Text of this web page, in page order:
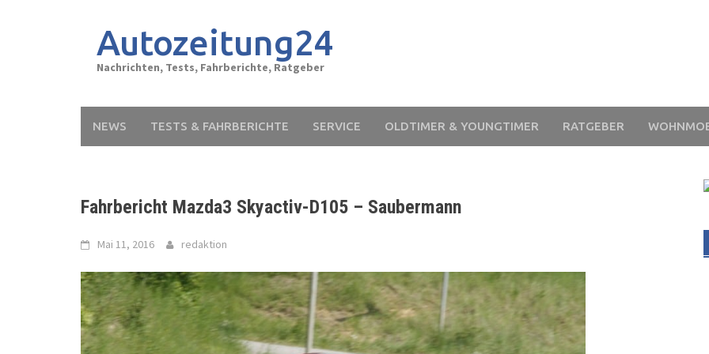
Autozeitung24
Nachrichten, Tests, Fahrberichte, Ratgeber
NEWS TESTS & FAHRBERICHTE SERVICE OLDTIMER & YOUNGTIMER RATGEBER
Fahrbericht Mazda3 Skyactiv-D105 – Saubermann
Mai 11, 2016 redaktion